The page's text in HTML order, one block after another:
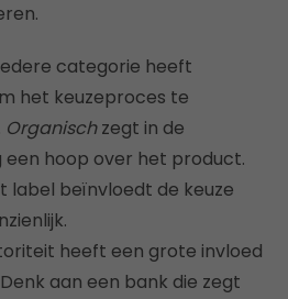
categorie heeft
het keuzeproces te
Organischzegt in de
hoop over het product.
label beïnvloedt de keuze
heeft een grote invloed
aan een bank die zegt